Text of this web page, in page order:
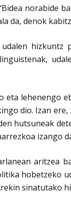
norabide
da, denok
lehenengo
dio. Izan
hutsuneak
izango
aritzea
hobetzeko
sinatutako